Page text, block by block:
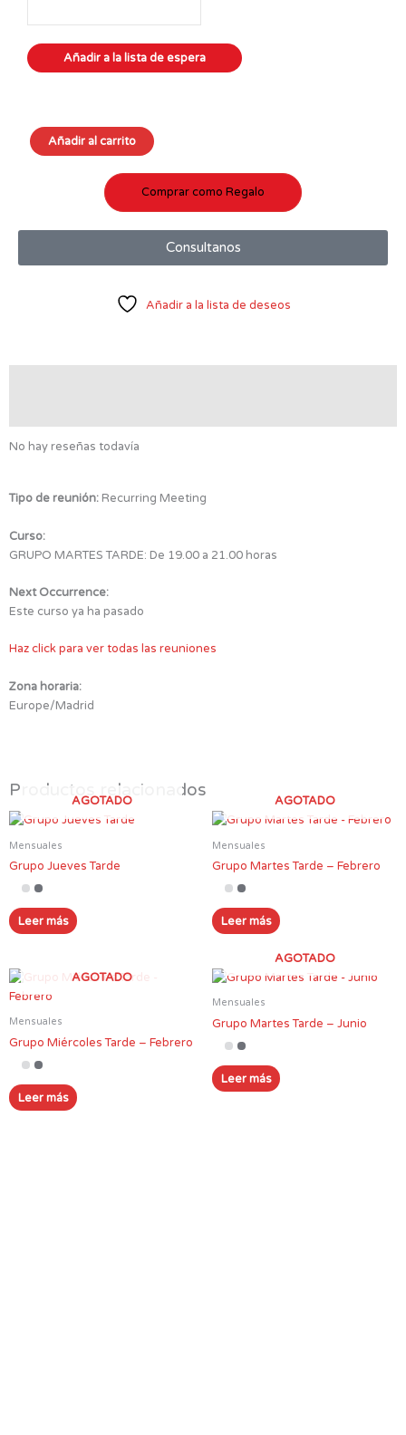
Taller
Medallón
Añadir al carrito
Comprar como Regalo
Consultanos
Añadir a la lista de deseos
No hay reseñas todavía
Tipo de reunión: Recurring Meeting
Curso:
GRUPO MARTES TARDE: De 19.00 a 21.00 horas
Next Occurrence:
Este curso ya ha pasado
Haz click para ver todas las reuniones
Zona horaria:
Europe/Madrid
Productos relacionados
AGOTADO
Mensuales
Grupo Jueves Tarde
Leer más
AGOTADO
Mensuales
Grupo Martes Tarde – Febrero
Leer más
AGOTADO
Mensuales
Grupo Miércoles Tarde – Febrero
Leer más
AGOTADO
Mensuales
Grupo Martes Tarde – Junio
Leer más